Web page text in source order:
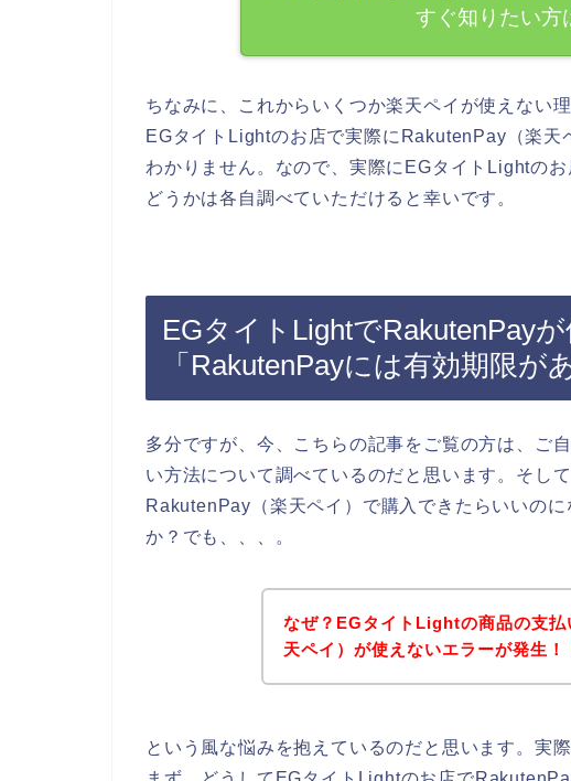
すぐ知りたい方
ちなみに、これからいくつか楽天ペイが使えない
EGタイトLightのお店で実際にRakutenPay（楽天
わかりません。なので、実際にEGタイトLightの
どうかは各自調べていただけると幸いです。
EGタイトLightでRakutenPay
「RakutenPayには有効期限が
多分ですが、今、こちらの記事をご覧の方は、ご
い方法について調べているのだと思います。そし
RakutenPay（楽天ペイ）で購入できたらいいの
か？でも、、、。
なぜ？EGタイトLightの商品の支
天ペイ）が使えないエラーが発生！
という風な悩みを抱えているのだと思います。実